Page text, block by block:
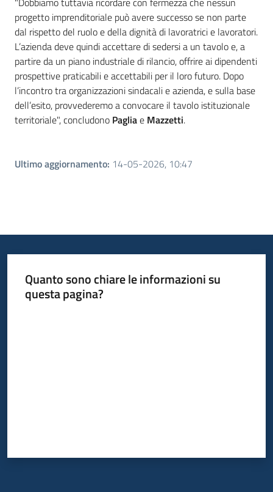
progetto imprenditoriale può avere successo se non parte
dal rispetto del ruolo e della dignità di lavoratrici e lavoratori.
L’azienda deve quindi accettare di sedersi a un tavolo e, a
partire da un piano industriale di rilancio, offrire ai dipendenti
prospettive praticabili e accettabili per il loro futuro. Dopo
l’incontro tra organizzazioni sindacali e azienda, e sulla base
dell’esito, provvederemo a convocare il tavolo istituzionale
territoriale", concludono Pagliae Mazzetti.
Ultimo aggiornamento: 14-05-2026, 10:47
Quanto sono chiare le informazioni su
questa pagina?